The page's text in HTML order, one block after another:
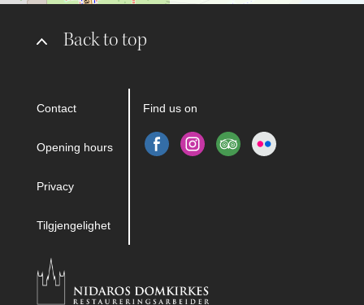
Back to top
Contact
Opening hours
Privacy
Tilgjengelighet
Find us on